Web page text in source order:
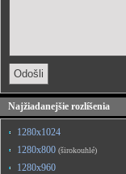
Najžiadanejšie rozlíšenia
1280x1024
1280x800 (širokouhlé)
1280x960